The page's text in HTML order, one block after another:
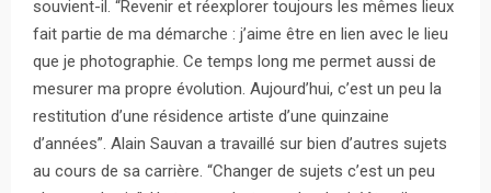
souvient-il. “Revenir et réexplorer toujours les mêmes lieux
fait partie de ma démarche : j’aime être en lien avec le lieu
que je photographie. Ce temps long me permet aussi de
mesurer ma propre évolution. Aujourd’hui, c’est un peu la
restitution d’une résidence artiste d’une quinzaine
d’années”. Alain Sauvan a travaillé sur bien d’autres sujets
au cours de sa carrière. “Changer de sujets c’est un peu